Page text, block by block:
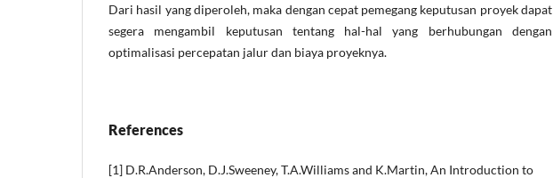
Dari hasil yang diperoleh, maka dengan cepat pemegang keputusan proyek dapat
segera mengambil keputusan tentang hal-hal yang berhubungan dengan
optimalisasi percepatan jalur dan biaya proyeknya.
References
[1] D.R.Anderson, D.J.Sweeney, T.A.Williams and K.Martin, An Introduction to